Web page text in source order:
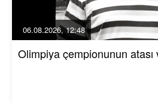
06.08.2026, 12:48
Olimpiya çempionunun atası